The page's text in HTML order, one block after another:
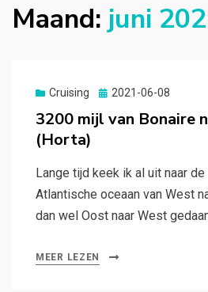
Maand: juni
Cruising
Gepubliceerd
2021-06-08
3200 mijl van Bonaire
(Horta)
Lange tijd keek ik al uit naar
Atlantische oceaan van West
dan wel Oost naar West
MEER LEZEN